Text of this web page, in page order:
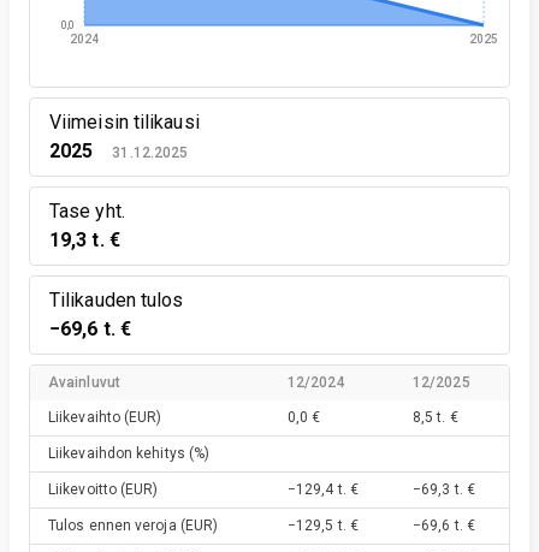
2024 2025
0,0
Viimeisin tilikausi
2025
31.12.2025
Tase yht.
19,3 t. €
Tilikauden tulos
−69,6 t. €
Avainluvut 12/2024 12/2025
Liikevaihto (EUR) 0,0 € 8,5 t. €
Liikevaihdon kehitys (%)
Liikevoitto (EUR) −129,4 t. € −69,3 t. €
Tulos ennen veroja (EUR) −129,5 t. € −69,6 t. €